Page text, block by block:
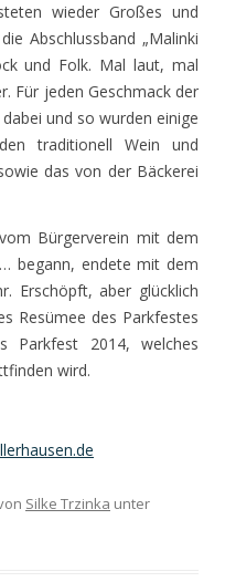
wieder Großes und
Abschlussband „Malinki
und Folk. Mal laut, mal
Für jeden Geschmack der
und so wurden einige
traditionell Wein und
das von der Bäckerei
Bürgerverein mit dem
begann, endete mit dem
Erschöpft, aber glücklich
Resümee des Parkfestes
Parkfest 2014, welches
wird.
Silke Trzinka unter